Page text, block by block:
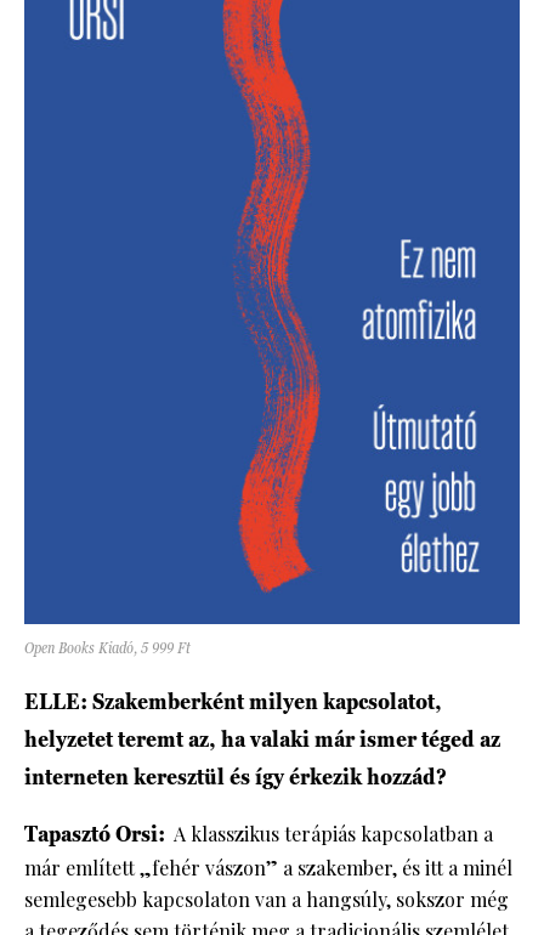
Open Books Kiadó, 5 999 Ft
ELLE: Szakemberként milyen kapcsolatot,
helyzetet teremt az, ha valaki már ismer téged az
interneten keresztül és így érkezik hozzád?
Tapasztó Orsi: A klasszikus terápiás kapcsolatban a
már említett „fehér vászon” a szakember, és itt a minél
semlegesebb kapcsolaton van a hangsúly, sokszor még